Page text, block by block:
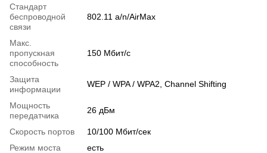
Стандарт
беспроводной
связи
802.11 a/n/AirMax
Макс.
пропускная
способность
150 Мбит/с
Защита
информации
WEP / WPA / WPA2, Channel Shifting
Мощность
передатчика
26 дБм
Скорость портов
10/100 Мбит/сек
Режим моста
есть